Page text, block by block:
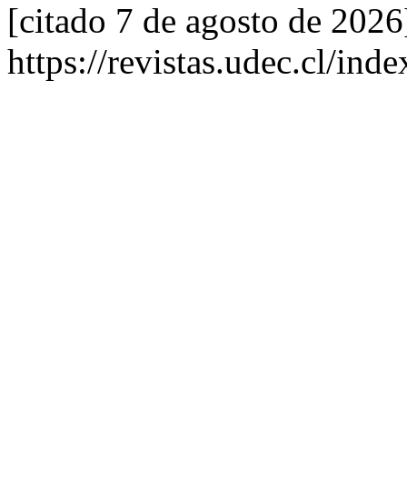
[citado 7 de agosto de
https://revistas.udec.cl/